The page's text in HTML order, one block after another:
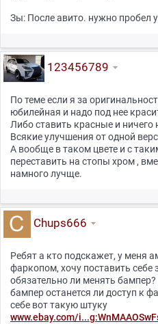
Зы: После авито. нужно пробел
123456789
По теме если я за
юбилейная и надо под нее
Либо ставить красные и ничего
Всякие улучшения от одной
А вообще в таком цвете и с
переставить на стопы хром ,
намного лучще.
Chups666
Ребят а кто подскажет, у меня
фаркопом, хочу поставить себе
обязательно ли менять
бампер останется ли доступ к
себе вот такую штуку
www.ebay.com/